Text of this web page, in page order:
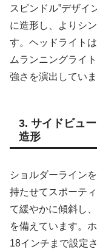
スピンドル”デザイ
に造形し、よりシ
す。ヘッドライト
ムランニングライ
強さを演出していま
3. サイドビュ
造形
ショルダーライン
持たせてスポーテ
て緩やかに傾斜し
を備えています。
18インチまで設定